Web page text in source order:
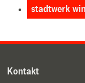
stadtwerk
Kontakt